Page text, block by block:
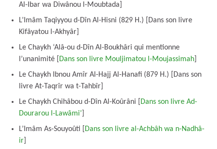
Al-Ibar wa Diwânou l-Moubtada]
L’Imâm Taqiyyou d-Dîn Al-Hisni (829 H.) [Dans son livre
Kifâyatou l-Akhyâr]
Le Chaykh ‘Alâ-ou d-Dîn Al-Boukhâri qui mentionne
l’unanimité [
Dans son livre Mouljimatou l-Moujassimah
Le Chaykh Ibnou Amîr Al-Hajj Al-Hanafi (879 H.) [Dans son
livre At-Taqrîr wa t-Tahbîr]
Le Chaykh Chihâbou d-Dîn Al-Koûrâni [
Dans son livre Ad-
Dourarou l-Lawâmi’
L’Imâm As-Souyoûti [
Dans son livre al-Achbâh wa n-Nadhâ-
ir